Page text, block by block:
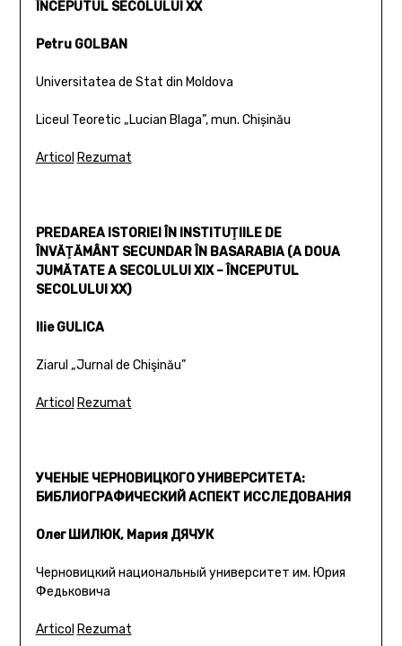
ÎNCEPUTUL SECOLULUI XX
Petru GOLBAN
Universitatea de Stat din Moldova
Liceul Teoretic „Lucian Blaga”, mun. Chișinău
Articol Rezumat
PREDAREA ISTORIEI ÎN INSTITUŢIILE DE
ÎNVĂŢĂMÂNT SECUNDAR ÎN BASARABIA (A DOUA
JUMĂTATE A SECOLULUI XIX – ÎNCEPUTUL
SECOLULUI XX)
Ilie GULICA
Ziarul „Jurnal de Chişinău”
Articol Rezumat
УЧЕНЫЕ ЧЕРНОВИЦКОГО УНИВЕРСИТЕТА:
БИБЛИОГРАФИЧЕСКИЙ АСПЕКТ ИССЛЕДОВАНИЯ
Олег ШИЛЮК, Мария ДЯЧУК
Черновицкий национальный университет им. Юрия
Федьковича
Articol Rezumat